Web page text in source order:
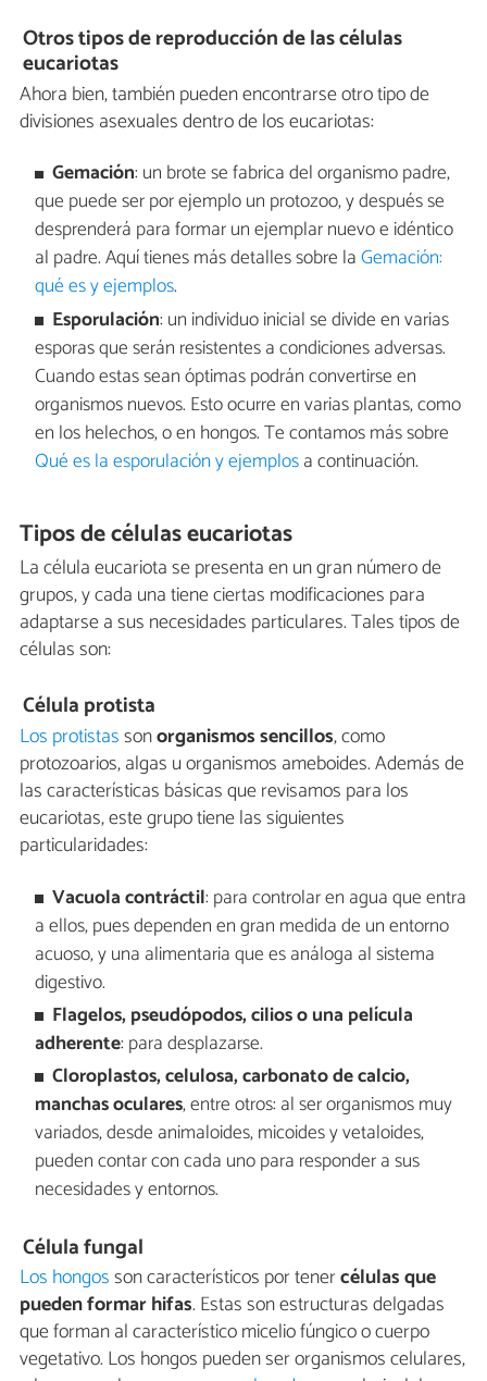
Otros tipos de reproducción de las células
eucariotas
Ahora bien, también pueden encontrarse otro tipo de
divisiones asexuales dentro de los eucariotas:
Gemación: un brote se fabrica del organismo padre,
que puede ser por ejemplo un protozoo, y después se
desprenderá para formar un ejemplar nuevo e idéntico
al padre. Aquí tienes más detalles sobre laGemación:
qué es y ejemplos.
Esporulación: un individuo inicial se divide en varias
esporas que serán resistentes a condiciones adversas.
Cuando estas sean óptimas podrán convertirse en
organismos nuevos. Esto ocurre en varias plantas, como
en los helechos, o en hongos. Te contamos más sobre
Qué es la esporulación y ejemplosa continuación.
Tipos de células eucariotas
La célula eucariota se presenta en un gran número de
grupos, y cada una tiene ciertas modificaciones para
adaptarse a sus necesidades particulares. Tales tipos de
células son:
Célula protista
Los protistassonorganismos sencillos, como
protozoarios, algas u organismos ameboides. Además de
las características básicas que revisamos para los
eucariotas, este grupo tiene las siguientes
particularidades:
Vacuola contráctil: para controlar en agua que entra
a ellos, pues dependen en gran medida de un entorno
acuoso, y una alimentaria que es análoga al sistema
digestivo.
Flagelos, pseudópodos, cilios o una película
adherente: para desplazarse.
Cloroplastos, celulosa, carbonato de calcio,
manchas oculares, entre otros: al ser organismos muy
variados, desde animaloides, micoides y vetaloides,
pueden contar con cada uno para responder a sus
necesidades y entornos.
Célula fungal
Los hongosson característicos por tenercélulas que
pueden formar hifas. Estas son estructuras delgadas
que forman al característico micelio fúngico o cuerpo
vegetativo. Los hongos pueden ser organismos celulares,